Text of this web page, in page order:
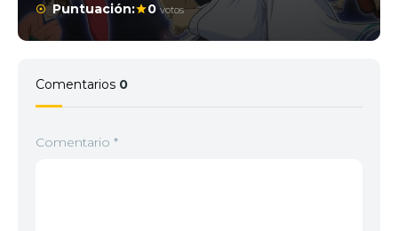
Puntuación:
0 votos
Comentarios 0
Comentario *